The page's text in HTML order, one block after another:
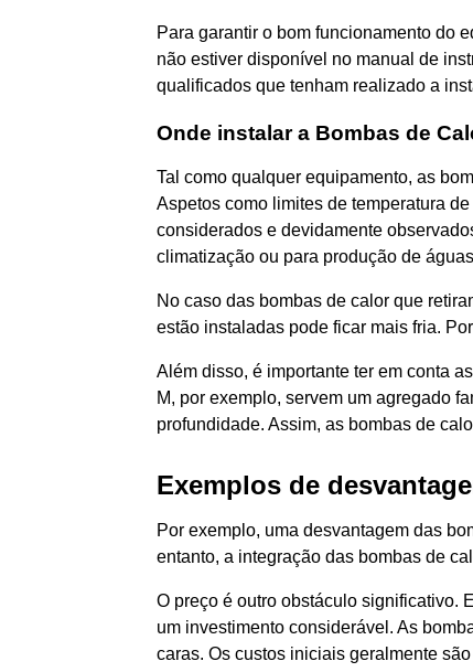
Para garantir o bom funcionamento do
não estiver disponível no manual de
qualificados que tenham realizado a
Onde instalar a Bombas de
Tal como qualquer equipamento, as
Aspetos como limites de temperatura
considerados e devidamente
climatização ou para produção de
No caso das bombas de calor que
estão instaladas pode ficar mais fria.
Além disso, é importante ter em conta
M, por exemplo, servem um agregado
profundidade. Assim, as bombas de
Exemplos de
Por exemplo, uma desvantagem das
entanto, a integração das bombas de
O preço é outro obstáculo significativo.
um investimento considerável. As
caras. Os custos iniciais geralmente